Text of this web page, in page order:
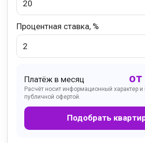
Процентная ставка, %
Платёж в месяц от
Расчёт носит информационный характер и
публичной офертой.
Подобрать